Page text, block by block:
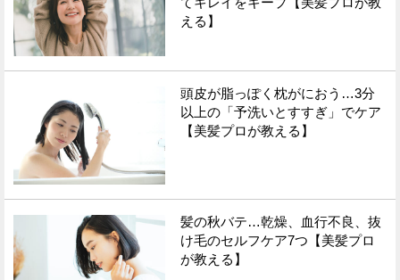
える】
頭皮が脂っぽく枕がにおう…3分
以上の「予洗いとすすぎ」でケア
【美髪プロが教える】
髪の秋バテ…乾燥、血行不良、抜
け毛のセルフケア7つ【美髪プロ
が教える】